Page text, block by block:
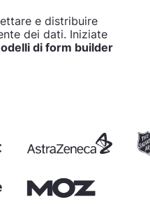
e distribuire
dei dati. Iniziate
di form builder